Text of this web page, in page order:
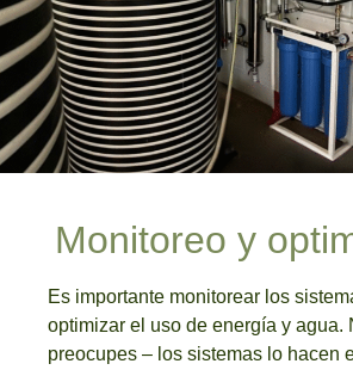
Monitoreo y
Es importante monitorear los
optimizar el uso de energía y agua.
preocupes – los sistemas lo hacen